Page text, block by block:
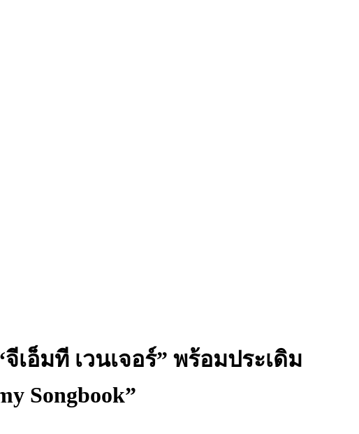
อ็มที เวนเจอร์” พร้อมประเดิม
Songbook”